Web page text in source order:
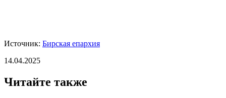
Источник: Бирская епархия
14.04.2025
Читайте также